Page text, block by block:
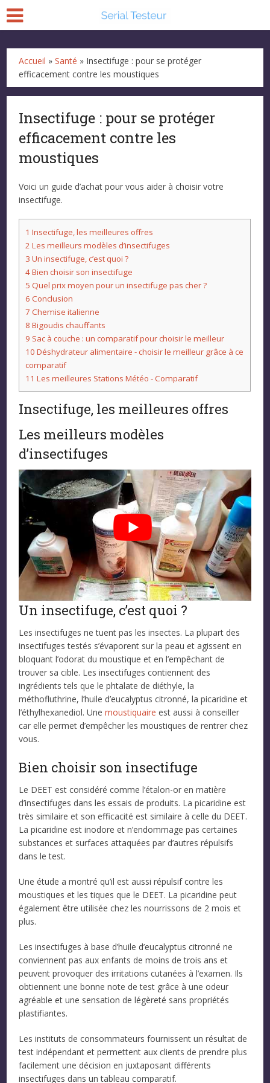
Accueil »Santé » Insectifuge : pour se protéger
efficacement contre les moustiques
Insectifuge : pour se protéger
efficacement contre les
moustiques
Voici un guide d’achat pour vous aider à choisir votre
insectifuge.
1 Insectifuge, les meilleures offres
2 Les meilleurs modèles d’insectifuges
3 Un insectifuge, c’est quoi ?
4Bien choisir son insectifuge
5 Quel prix moyen pour un insectifuge pas cher ?
6 Conclusion
7 Chemise italienne
8 Bigoudis chauffants
9 Sac à couche : un comparatif pour choisir le meilleur
10 Déshydrateur alimentaire - choisir le meilleur grâce à ce
comparatif
11 Les meilleures Stations Météo - Comparatif
Insectifuge, les meilleures offres
Les meilleurs modèles
d’insectifuges
Un insectifuge, c’est quoi ?
Les insectifuges ne tuent pas les insectes. La plupart des
insectifuges testés s’évaporent sur la peau et agissent en
bloquant l’odorat du moustique et en l’empêchant de
trouver sa cible. Les insectifuges contiennent des
ingrédients tels que le phtalate de diéthyle, la
méthofluthrine, l’huile d’eucalyptus citronné, la picaridine et
l’éthylhexanediol. Unemoustiquaire est aussi à conseiller
car elle permet d’empêcher les moustiques de rentrer chez
vous.
Bien choisir son insectifuge
Le DEET est considéré comme l’étalon-or en matière
d’insectifuges dans les essais de produits. La picaridine est
très similaire et son efficacité est similaire à celle du DEET.
La picaridine est inodore et n’endommage pas certaines
substances et surfaces attaquées par d’autres répulsifs
dans le test.
Une étude a montré qu’il est aussi répulsif contre les
moustiques et les tiques que le DEET. La picaridine peut
également être utilisée chez les nourrissons de 2 mois et
plus.
Les insectifuges à base d’huile d’eucalyptus citronné ne
conviennent pas aux enfants de moins de trois ans et
peuvent provoquer des irritations cutanées à l’examen. Ils
obtiennent une bonne note de test grâce à une odeur
agréable et une sensation de légèreté sans propriétés
plastifiantes.
Les instituts de consommateurs fournissent un résultat de
test indépendant et permettent aux clients de prendre plus
facilement une décision en juxtaposant différents
insectifuges dans un tableau comparatif.